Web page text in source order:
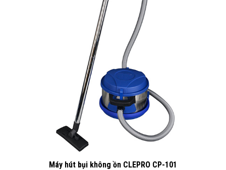
Máy hút bụi không ồn CLEPRO CP-101